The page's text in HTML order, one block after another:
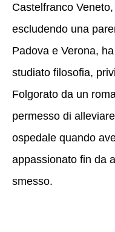
Castelfranco
escludendo una
Padova e Verona,
studiato filosofia,
Folgorato da un
permesso di
ospedale quando
appassionato fin da
smesso.